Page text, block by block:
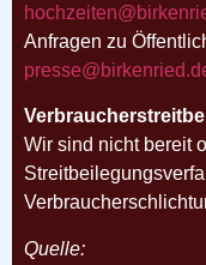
Anfragen zu
Wir sind nicht bereit
Quelle: